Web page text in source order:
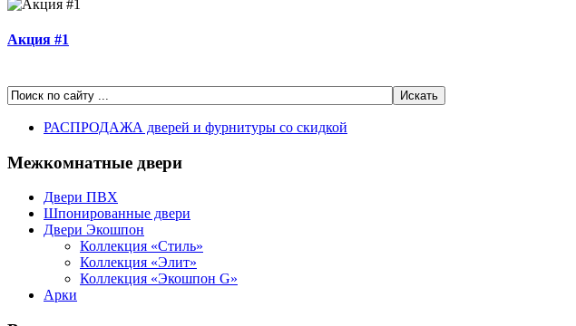
Акция #1
РАСПРОДАЖА дверей и фурнитуры со скидкой
Межкомнатные двери
Двери ПВХ
Шпонированные двери
Двери Экошпон
Коллекция «Cтиль»
Коллекция «Элит»
Коллекция «Экошпон G»
Арки